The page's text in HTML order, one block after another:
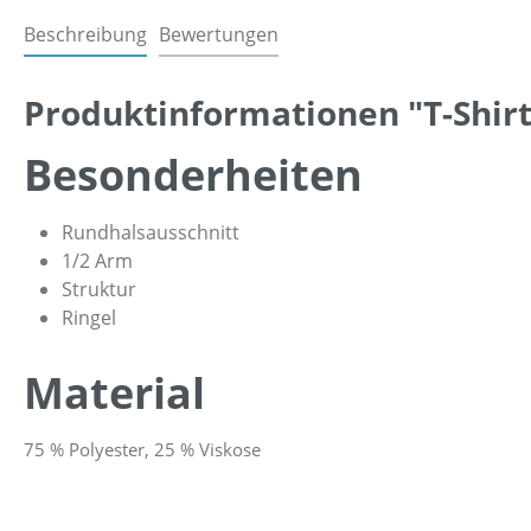
Beschreibung Bewertungen
Produktinformationen "T-
Besonderheiten
Rundhalsausschnitt
1/2 Arm
Struktur
Ringel
Material
75 % Polyester, 25 % Viskose